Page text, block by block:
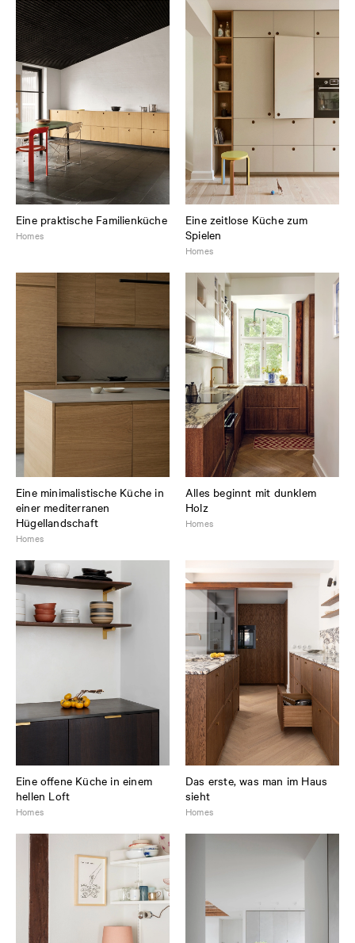
Eine praktische Familienküche
Homes
Eine zeitlose Küche zum
Spielen
Homes
Eine minimalistische Küche in
einer mediterranen
Hügellandschaft
Homes
Alles beginnt mit dunklem
Holz
Homes
Eine offene Küche in einem
hellen Loft
Homes
Das erste, was man im Haus
sieht
Homes